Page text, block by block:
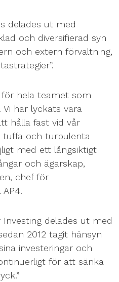
delades ut med
och diversifierad syn
och extern förvaltning,
hela teamet som
har lyckats vara
hålla fast vid vår
tuffa och turbulenta
med ett långsiktigt
och ägarskap,
chef för
delades ut med
2012 tagit hänsyn
investeringar och
för att sänka